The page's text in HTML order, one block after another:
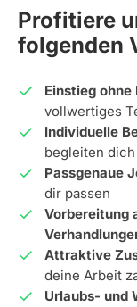
Profitiere
folgenden
Einstieg
vollwertiges
Individuelle
begleiten
Passgenaue
dir passen
Vorbereitung
Attraktive
deine Arbeit
Urlaubs- und